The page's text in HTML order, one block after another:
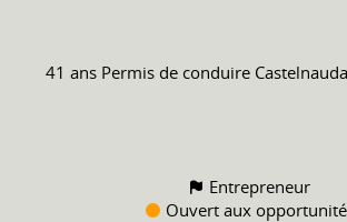
41 ans Permis de conduire
Entrepreneur
Ouvert aux